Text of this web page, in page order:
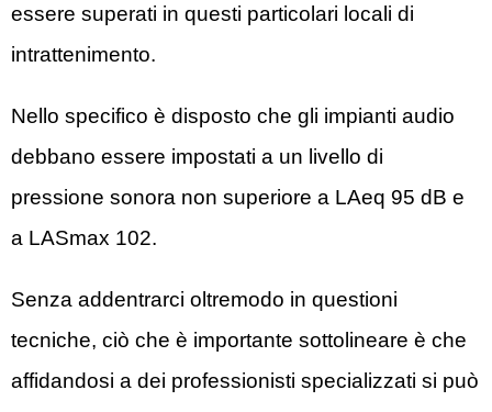
essere superati in questi particolari locali di
intrattenimento.
Nello specifico è disposto che gli impianti audio
debbano essere impostati a un livello di
pressione sonora non superiore a LAeq 95 dB e
a LASmax 102.
Senza addentrarci oltremodo in questioni
tecniche, ciò che è importante sottolineare è che
affidandosi a dei professionisti specializzati si può